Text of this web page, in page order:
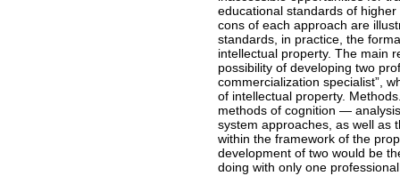
educational standards of
cons of each approach are
standards, in practice, the
intellectual property. The main
possibility of developing two
commercialization specialist”,
of intellectual property.
methods of cognition —
system approaches, as well as
within the framework of the
development of two would be
doing with only one